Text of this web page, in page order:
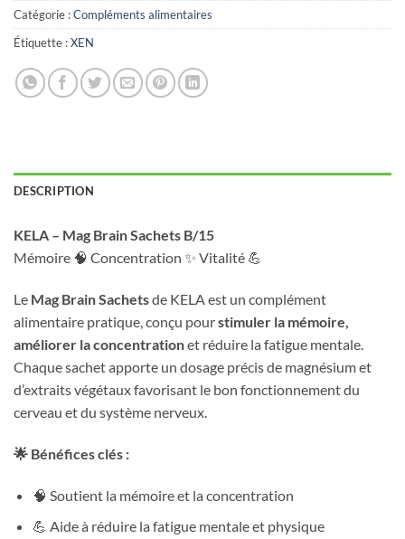
Catégorie :Compléments alimentaires
Étiquette :XEN
DESCRIPTION
KELA – Mag Brain Sachets B/15
Mémoire 🧠 Concentration ✨ Vitalité 💪
Le Mag Brain Sachetsde KELA est un complément
alimentaire pratique, conçu pourstimuler la mémoire,
améliorer la concentrationet réduire la fatigue mentale.
Chaque sachet apporte un dosage précis de magnésium et
d’extraits végétaux favorisant le bon fonctionnement du
cerveau et du système nerveux.
🌟 Bénéfices clés :
🧠 Soutient la mémoire et la concentration
💪 Aide à réduire la fatigue mentale et physique